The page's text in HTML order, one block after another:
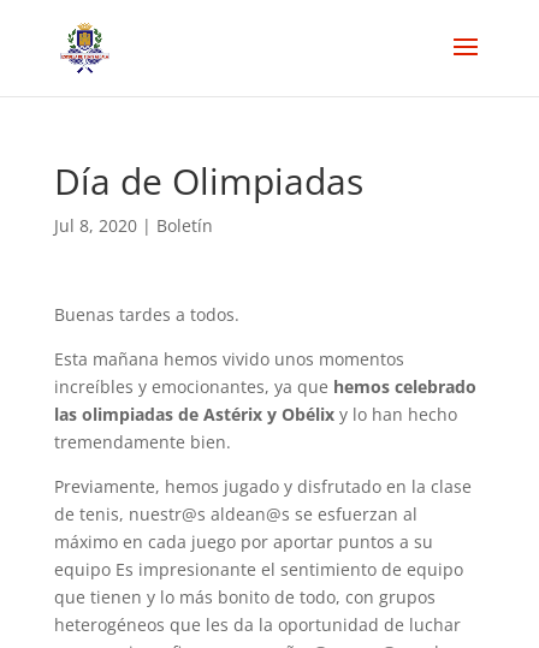
Día de Olimpiadas
Jul 8, 2020| Boletín
Buenas tardes a todos.
Esta mañana hemos vivido unos momentos
increíbles y emocionantes, ya que hemos celebrado
las olimpiadas de Astérix y Obélixy lo han hecho
tremendamente bien.
Previamente, hemos jugado y disfrutado en la clase
de tenis, nuestr@s aldean@s se esfuerzan al
máximo en cada juego por aportar puntos a su
equipo Es impresionante el sentimiento de equipo
que tienen y lo más bonito de todo, con grupos
heterogéneos que les da la oportunidad de luchar